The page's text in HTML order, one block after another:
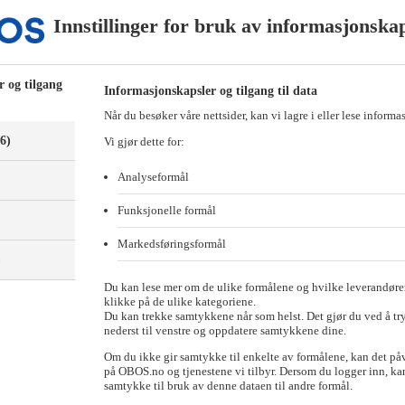
boligbygging leverer OBOS et tilfredsstillende resultat for
har vi jobbet med nye boligprosjekter som nå er klare for
boligmarkedet har kviknet til for alvor i starten av 2025, sier
i fjor er reversert og bidrar positiv til
med 2023 (16,7 mrd kroner).
med 2023. 376 boliger ble solgt med boligkjøpsmodeller i 2024
og vi ser at behovet er større enn hva vi klarer å tilby i
ventede lovendringen som gjør at flere boliger kan tilbys med
sier OBOS-sjefen.
40 prosent av alle boliger solgt med enten Deleie eller Bostart
resultatet opp, til tross for at kjernevirksomheten innenfor
646 millioner kroner. En økning fra 492 millioner kroner året før.
Innstillinger for bruk av
og tilgang
Informasjonskapsler og tilgang til data
Når du besøker våre nettsider, kan vi lagre i eller lese
Vi gjør dette for:
Analyseformål
Funksjonelle formål
Markedsføringsformål
Du kan lese mer om de ulike formålene og hvilke
klikke på de ulike kategoriene.
Du kan trekke samtykkene når som helst. Det gjør du ved å
nederst til venstre og oppdatere samtykkene dine.
Om du ikke gir samtykke til enkelte av formålene, kan det
på OBOS.no og tjenestene vi tilbyr. Dersom du logger inn,
samtykke til bruk av denne dataen til andre formål.